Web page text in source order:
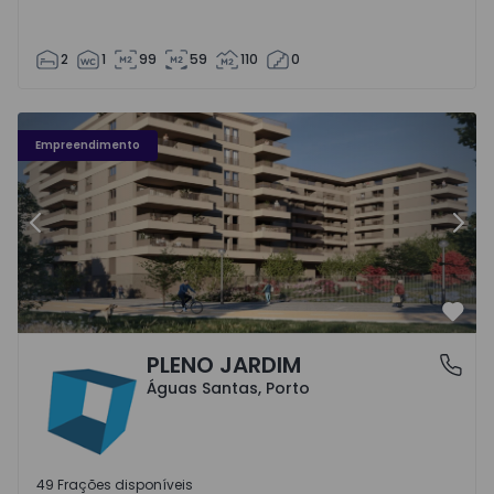
2 1 99 59 110 0
Empreendimento
Fachada PLENO JARDIM - 3
Anterior
Águas Santas, PortoPLENO JARDIM
Águas Santas, Porto
49 Frações disponíveis